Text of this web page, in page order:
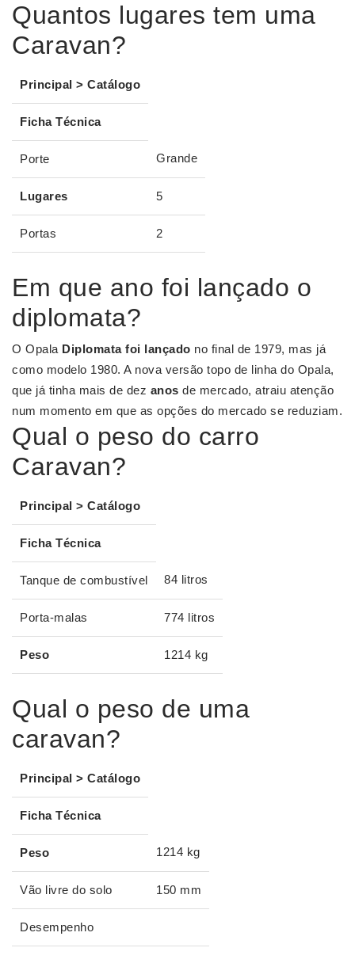
Quantos lugares tem uma
Caravan?
Principal > Catálogo
Ficha Técnica
Porte Grande
Lugares 5
Portas 2
Em que ano foi lançado o
diplomata?
O Opala Diplomata foi lançado no final de 1979, mas já
como modelo 1980. A nova versão topo de linha do Opala,
que já tinha mais de dez anos de mercado, atraiu atenção
num momento em que as opções do mercado se reduziam.
Qual o peso do carro
Caravan?
Principal > Catálogo
Ficha Técnica
Tanque de combustível 84 litros
Porta-malas 774 litros
Peso 1214 kg
Qual o peso de uma
caravan?
Principal > Catálogo
Ficha Técnica
Peso 1214 kg
Vão livre do solo 150 mm
Desempenho